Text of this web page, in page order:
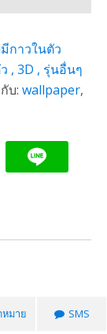
กาวในตัว
, 3D , รุ่นอื่นๆ
บ: wallpaper,
มาย SMS